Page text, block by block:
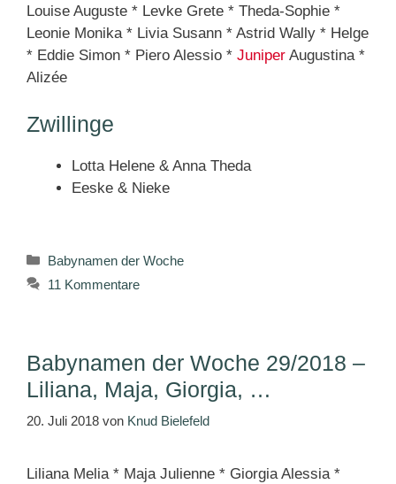
Louise Auguste * Levke Grete * Theda-Sophie *
Leonie Monika * Livia Susann * Astrid Wally * Helge
* Eddie Simon * Piero Alessio * Juniper Augustina *
Alizée
Zwillinge
Lotta Helene & Anna Theda
Eeske & Nieke
Kategorien
Babynamen der Woche
11 Kommentare
Babynamen der Woche 29/2018 –
Liliana, Maja, Giorgia, …
20. Juli 2018 von Knud Bielefeld
Liliana Melia * Maja Julienne * Giorgia Alessia *